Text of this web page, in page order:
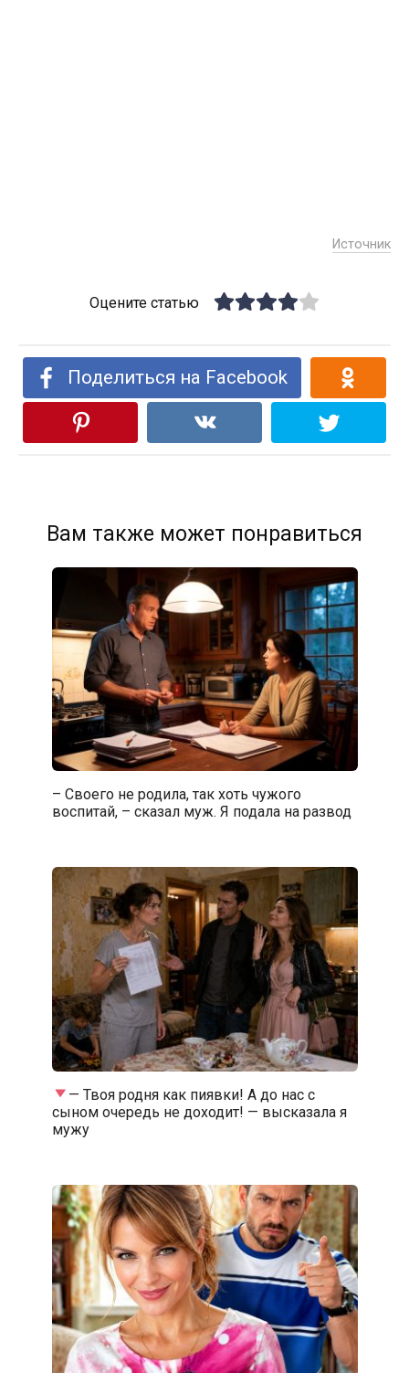
Источник
Оцените статью
Поделиться на Facebook
Вам также может понравиться
– Своего не родила, так хоть чужого
воспитай, – сказал муж. Я подала на развод
— Твоя родня как пиявки! А до нас с
сыном очередь не доходит! — высказала я
мужу